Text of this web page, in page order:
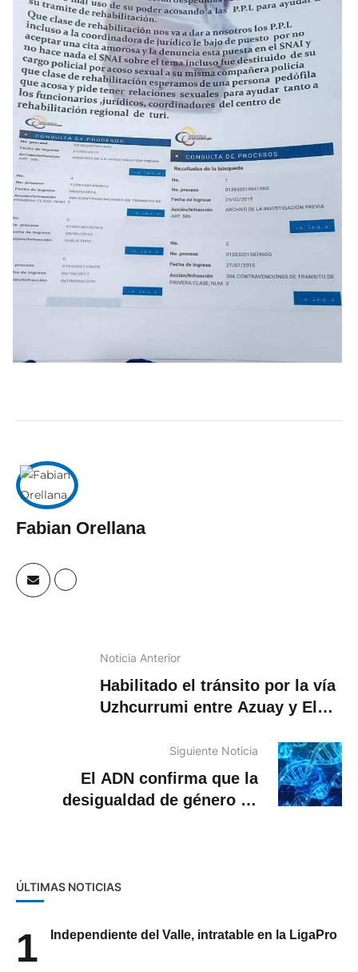
Fabian Orellana
Noticia Anterior
Habilitado el tránsito por la vía
Uzhcurrumi entre Azuay y El
Siguiente Noticia
El ADN confirma que la
desigualdad de género se
ÚLTIMAS NOTICIAS
1 Independiente del Valle, intratable en la LigaPro